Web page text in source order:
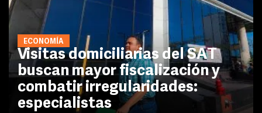
ECONOMÍA
Visitas domiciliarias del SAT
buscan mayor fiscalización y
combatir irregularidades:
especialistas